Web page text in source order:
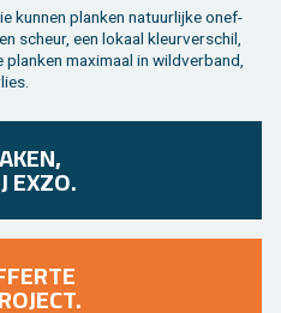
kun­nen plan­ken na­tuur­lij­ke on­ef­
scheur, een lo­kaal kleur­ver­schil,
maxi­maal in wild­ver­band,
EXZO.